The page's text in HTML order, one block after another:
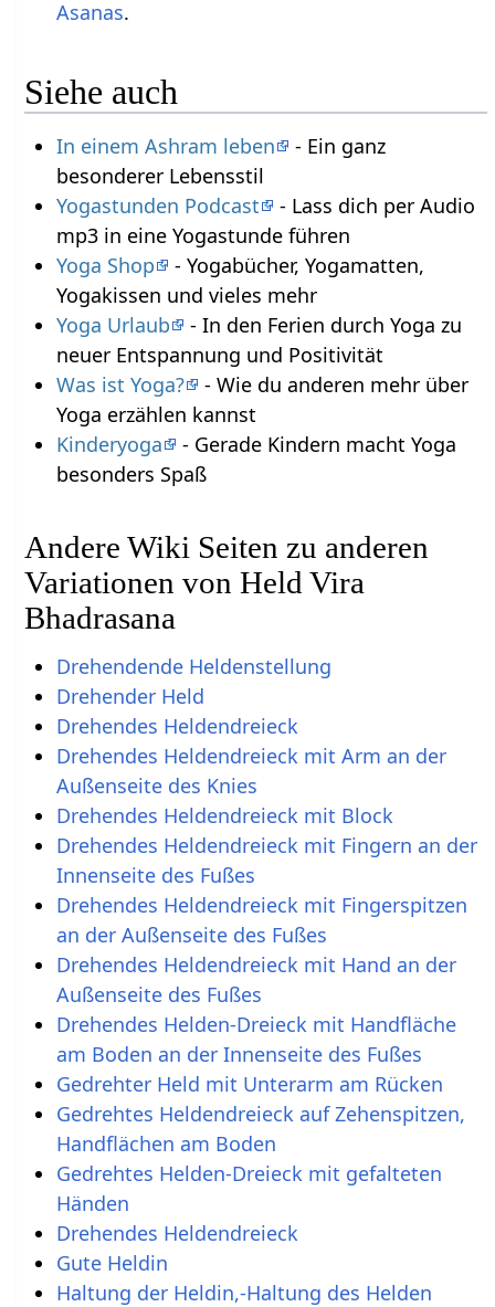
Asanas.
Siehe auch
In einem Ashram leben
- Ein ganz
besonderer Lebensstil
Yogastunden Podcast
- Lass dich per Audio
mp3 in eine Yogastunde führen
Yoga Shop
- Yogabücher, Yogamatten,
Yogakissen und vieles mehr
Yoga Urlaub
- In den Ferien durch Yoga zu
neuer Entspannung und Positivität
Was ist Yoga?
- Wie du anderen mehr über
Yoga erzählen kannst
Kinderyoga
- Gerade Kindern macht Yoga
besonders Spaß
Andere Wiki Seiten zu anderen
Variationen von Held Vira
Bhadrasana
Drehendende Heldenstellung
Drehender Held
Drehendes Heldendreieck
Drehendes Heldendreieck mit Arm an der
Außenseite des Knies
Drehendes Heldendreieck mit Block
Drehendes Heldendreieck mit Fingern an der
Innenseite des Fußes
Drehendes Heldendreieck mit Fingerspitzen
an der Außenseite des Fußes
Drehendes Heldendreieck mit Hand an der
Außenseite des Fußes
Drehendes Helden-Dreieck mit Handfläche
am Boden an der Innenseite des Fußes
Gedrehter Held mit Unterarm am Rücken
Gedrehtes Heldendreieck auf Zehenspitzen,
Handflächen am Boden
Gedrehtes Helden-Dreieck mit gefalteten
Händen
Drehendes Heldendreieck
Gute Heldin
Haltung der Heldin,-Haltung des Helden